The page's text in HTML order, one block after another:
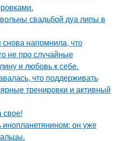
свадьбой дуа липы в
напомнила, что
не про случайные
и любовь к себе.
что поддерживать
тренировки и активный
свое!
инопланетянином: он уже